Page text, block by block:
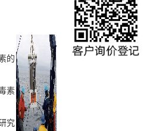
的
素
究